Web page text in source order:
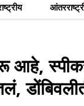
आहे,